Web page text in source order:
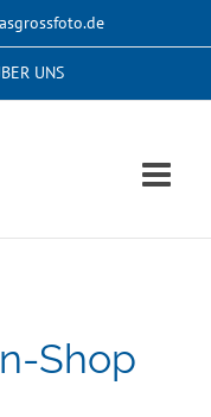
UNS
Shop